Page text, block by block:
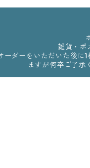
雑貨・ポ
ダーをいただいた後に
ますが何卒ご了承